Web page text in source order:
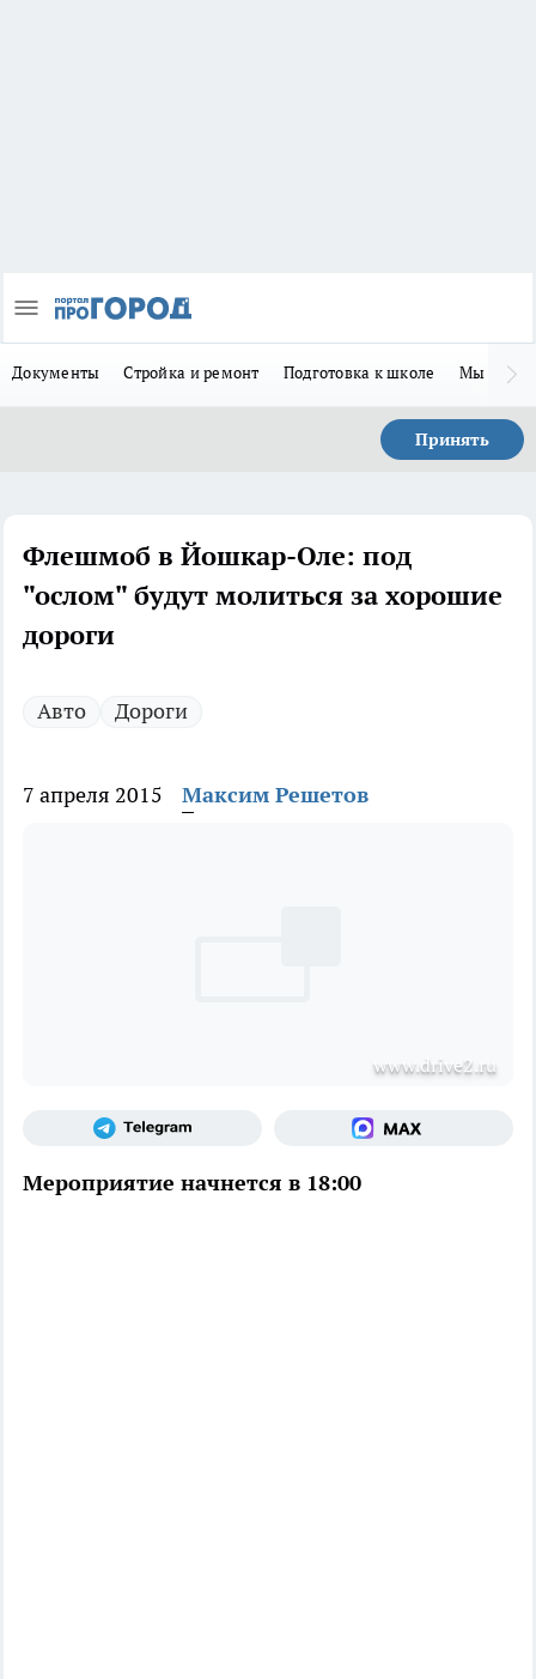
Документы Стройка и ремонт Подготовка к школе Мы в MAX
Принять
Флешмоб в Йошкар-Оле: под
"ослом" будут молиться за хорошие
дороги
Авто Дороги
7 апреля 2015 Максим Решетов
www.drive2.ru
Мероприятие начнется в 18:00